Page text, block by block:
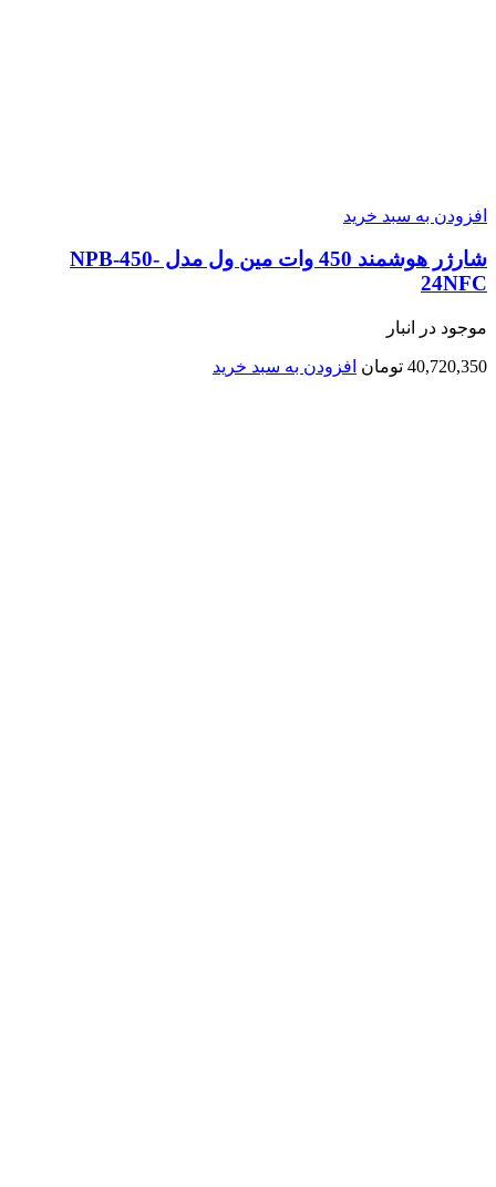
افزودن به سبد خرید
شارژر هوشمند 450 وات مین ول مدل NPB-450-
24NFC
موجود در انبار
40,720,350 تومان افزودن به سبد خرید